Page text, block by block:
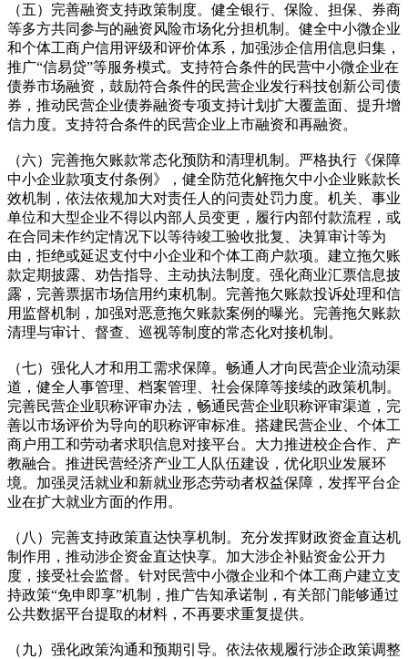
（五）完善融资支持政策制度。健全银行、保险、担保、券商
等多方共同参与的融资风险市场化分担机制。健全中小微企业
和个体工商户信用评级和评价体系，加强涉企信用信息归集，
推广“信易贷”等服务模式。支持符合条件的民营中小微企业在
债券市场融资，鼓励符合条件的民营企业发行科技创新公司债
券，推动民营企业债券融资专项支持计划扩大覆盖面、提升增
信力度。支持符合条件的民营企业上市融资和再融资。
（六）完善拖欠账款常态化预防和清理机制。严格执行《保障
中小企业款项支付条例》，健全防范化解拖欠中小企业账款长
效机制，依法依规加大对责任人的问责处罚力度。机关、事业
单位和大型企业不得以内部人员变更，履行内部付款流程，或
在合同未作约定情况下以等待竣工验收批复、决算审计等为
由，拒绝或延迟支付中小企业和个体工商户款项。建立拖欠账
款定期披露、劝告指导、主动执法制度。强化商业汇票信息披
露，完善票据市场信用约束机制。完善拖欠账款投诉处理和信
用监督机制，加强对恶意拖欠账款案例的曝光。完善拖欠账款
清理与审计、督查、巡视等制度的常态化对接机制。
（七）强化人才和用工需求保障。畅通人才向民营企业流动渠
道，健全人事管理、档案管理、社会保障等接续的政策机制。
完善民营企业职称评审办法，畅通民营企业职称评审渠道，完
善以市场评价为导向的职称评审标准。搭建民营企业、个体工
商户用工和劳动者求职信息对接平台。大力推进校企合作、产
教融合。推进民营经济产业工人队伍建设，优化职业发展环
境。加强灵活就业和新就业形态劳动者权益保障，发挥平台企
业在扩大就业方面的作用。
（八）完善支持政策直达快享机制。充分发挥财政资金直达机
制作用，推动涉企资金直达快享。加大涉企补贴资金公开力
度，接受社会监督。针对民营中小微企业和个体工商户建立支
持政策“免申即享”机制，推广告知承诺制，有关部门能够通过
公共数据平台提取的材料，不再要求重复提供。
（九）强化政策沟通和预期引导。依法依规履行涉企政策调整